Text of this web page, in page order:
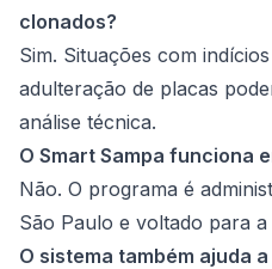
clonados?
Sim. Situações com
adulteração de placas
análise técnica.
O Smart Sampa funciona
Não. O programa é
São Paulo e voltado para
O sistema também ajuda